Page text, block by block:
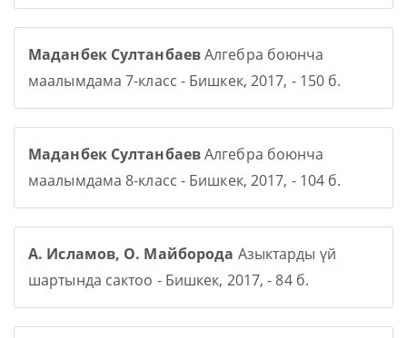
Маданбек СултанбаевАлгебра боюнча
маалымдама 7-класс - Бишкек, 2017, - 150 б.
Маданбек СултанбаевАлгебра боюнча
маалымдама 8-класс - Бишкек, 2017, - 104 б.
А. Исламов, О. Майборода Азыктарды үй
шартында сактоо - Бишкек, 2017, - 84 б.